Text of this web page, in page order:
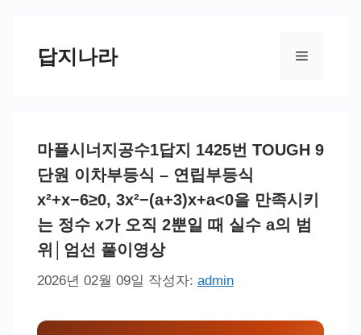
답지나라 메
마플시너지공수1답지 1425번 TOUGH 9
단원 이차부등식 – 연립부등식
x²+x−6≥0, 3x²−(a+3)x+a<0을 만족시키
는 정수 x가 오직 2뿐일 때 실수 a의 범
위│엄선 풀이영상
2026년 02월 09일 작성자: admin